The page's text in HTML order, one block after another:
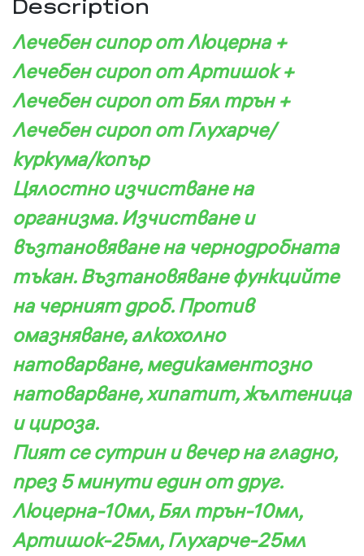
Description
Лечебен сипор от Люцерна +
Лечебен сироп от Артишок +
Лечебен сироп от Бял трън +
Лечебен сироп от Глухарче/
куркума/копър
Цялостно изчистване на
организма. Изчистване и
възтановяване на чернодробната
тъкан. Възтановяване функцийте
на черният дроб. Против
омазняване, алкохолно
натоварване, медикаментозно
натоварване, хипатит, жълтеница
и цироза.
Пият се сутрин и вечер на гладно,
през 5 минути един от друг.
Люцерна-10мл, Бял трън-10мл,
Артишок-25мл, Глухарче-25мл